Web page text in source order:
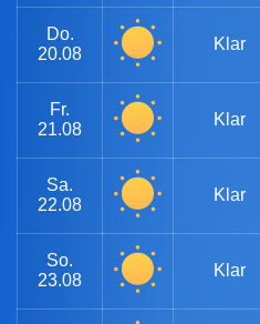
Do.
20.08
Klar
Fr.
21.08
Klar
Sa.
22.08
Klar
So.
23.08
Klar